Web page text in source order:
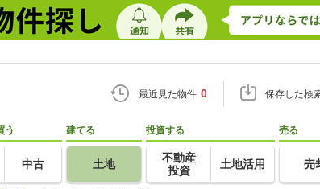
最近見た物件 0 保存した検
う
中古
建てる
土地
投資する
不動産
投資
土地活用
売る
売